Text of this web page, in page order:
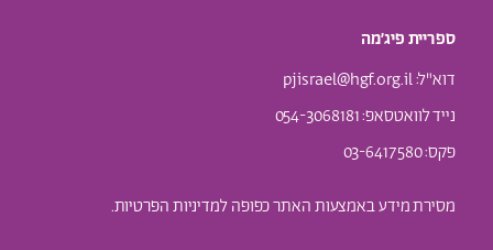
ספריית פיג׳מה
דוא"ל:pjisrael@hgf.org.il
נייד לוואטסאפ: 054-3068181
פקס: 03-6417580
מסירת מידע באמצעות האתר כפופה למדיניות הפרטיות.